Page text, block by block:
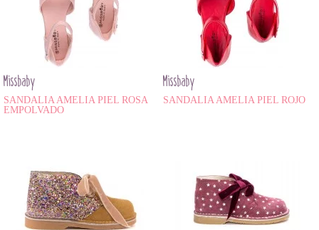
Missbaby
SANDALIA AMELIA PIEL ROSA
EMPOLVADO
Missbaby
SANDALIA AMELIA PIEL ROJO